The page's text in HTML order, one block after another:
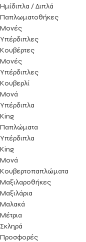
Ημίδιπλα / Διπλά
Παπλωματοθήκες
Μονές
Υπέρδιπλες
Κουβέρτες
Μονές
Υπέρδιπλες
Κουβερλί
Μονά
Υπέρδιπλα
King
Παπλώματα
Υπέρδιπλα
King
Μονά
Κουβερτοπαπλώματα
Μαξιλαροθήκες
Μαξιλάρια
Μαλακά
Μέτρια
Σκληρά
Προσφορές